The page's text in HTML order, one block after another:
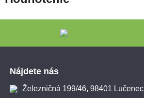
Nájdete nás
Železničná 199/46, 98401 Lučenec